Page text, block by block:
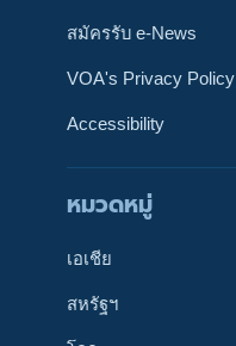
ติดตามเรา
สมัครรับ e-News
VOA's Privacy Policy
Accessibility
หมวดหมู่
เอเชีย
สหรัฐฯ